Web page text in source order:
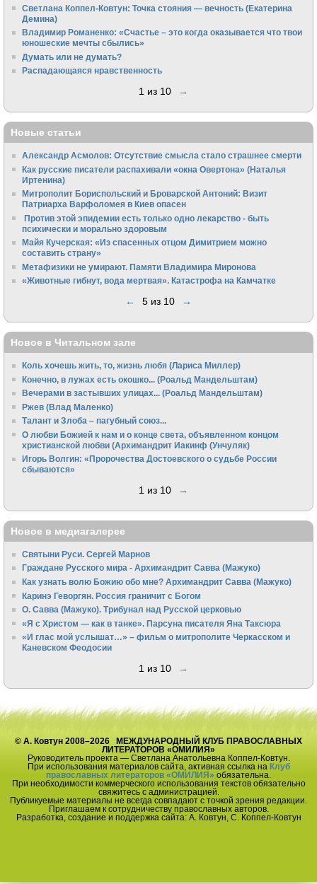
Светлана Коппел-Ковтун: Точка стояния — вечность (Екатерина
Демина)
Владимир Романенко: «Счастье – это когда оказывается что твои
юношеские мечты сбылись»
Думать или не думать?
Распадающаяся нравственность
1 из 10 →
Новые статьи
Александр Асмолов: Отсутствие смысла стало страшнее смерти
Как русские писатели распахивали «окна Овертона» (Наталья
Иртенина)
Митрополит Бориспольский и Броварской Антоний: Визит
Патриарха Варфоломея в Киев опасен
Против этой эпидемии есть только одно лекарство - быть
психически и морально здоровым
Майя Кучерская: «Из спасенных отцом Димитрием можно
составить страну»
Метафизики не умирают. Памяти Владимира Миронова
«Животные гибнут, вода мертвая». Катастрофа на Камчатке
← 5 из 10 →
Новое в Читальном зале
Коль хочешь жить, то, жизнь любя (Лариса Миллер)
Конечно, в лужах есть окошко... (Роальд Мандельштам)
Вечерами в застывших улицах... (Роальд Мандельштам)
Ржев (Влад Маленко)
Талант и Злоба – пагубный союз...
О любви Божией к нам и о конце света, объявленном концом
христианской любви (Архимандрит Иакинф (Унчуляк)
Игорь Волгин: «Пророчества Достоевского о судьбе России
сбываются»
1 из 10 →
Новое в медиагалерее
Святыни Руси. Сергей Марнов
Граждане Русского мира - Архимандрит Савва (Мажуко)
Как узнать волю Божию обо мне? Архимандрит Савва (Мажуко)
Каринэ Геворгян. Россия граничит с Богом
О. Савва (Мажуко). Трибунал над Русской церковью
«Я с Христом — как в танке». Парсуна писателя Яна Таксюра
«И глас мой услышат…» – фильм о митрополите Черкасском и
Каневском Феодосии
1 из 10 →
© А. Ковтун 2008–2026 МЕЖДУНАРОДНЫЙ КЛУБ ПРАВОСЛАВНЫХ
ЛИТЕРАТОРОВ «ОМИЛИЯ»
Руководитель проекта — Светлана Анатольевна Коппел-Ковтун.
При использования материалов сайта, активная ссылка на Клуб
православных литераторов «ОМИЛИЯ» обязательна.
При необходимости коммерческого использования текстов обязательно
свяжитесь с администрацией.
Публикуемые материалы не всегда совпадают с точкой зрения редакции.
Приглашаем к сотрудничеству православных авторов.
Разработка, создание и поддержка сайта: А. Ковтун, С. Коппел-Ковтун